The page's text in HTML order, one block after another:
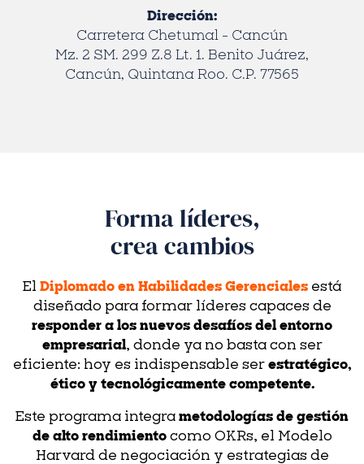
Dirección:
Carretera Chetumal - Cancún
Mz. 2 SM. 299 Z.8 Lt. 1. Benito Juárez,
Cancún, Quintana Roo. C.P. 77565
Forma líderes,
crea cambios
El Diplomado en Habilidades Gerenciales está
diseñado para formar líderes capaces de
responder a los nuevos desafíos del entorno
empresarial, donde ya no basta con ser
eficiente: hoy es indispensable ser estratégico,
ético y tecnológicamente competente.
Este programa integra metodologías de gestión
de alto rendimientocomo OKRs, el Modelo
Harvard de negociación y estrategias de